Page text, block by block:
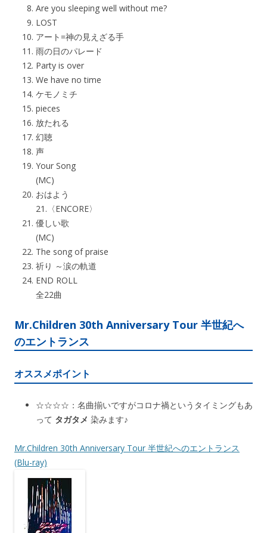
Are you sleeping well without me?
LOST
アート=神の見えざる手
雨の日のパレード
Party is over
We have no time
ケモノミチ
pieces
放たれる
幻聴
声
Your Song
(MC)
おはよう
21.〈ENCORE〉
優しい歌
(MC)
The song of praise
祈り ～涙の軌道
END ROLL
全22曲
Mr.Children 30th Anniversary Tour 半世紀へ
のエントランス
オススメポイント
☆☆☆☆：名曲揃いですがコロナ禍というタイミングもあ
って タガタメ 染みます♪
Mr.Children 30th Anniversary Tour 半世紀へのエントランス
(Blu-ray)